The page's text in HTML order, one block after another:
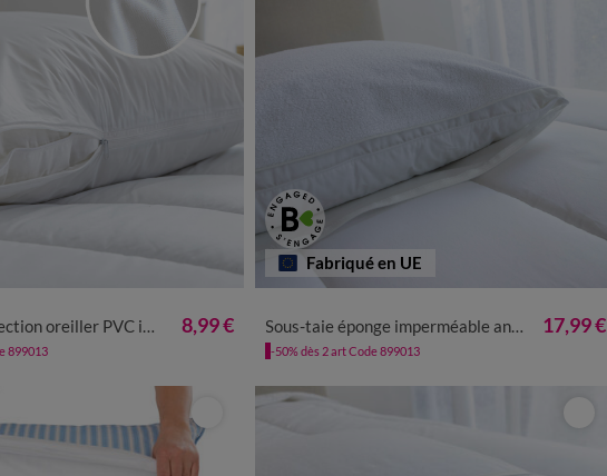
PVC imperméable 8,99 €
899013
Fabriqué en UE
Sous-taie éponge imperméable anti-acariens Essential® 17,99 €
-50% dès 2 art Code 899013